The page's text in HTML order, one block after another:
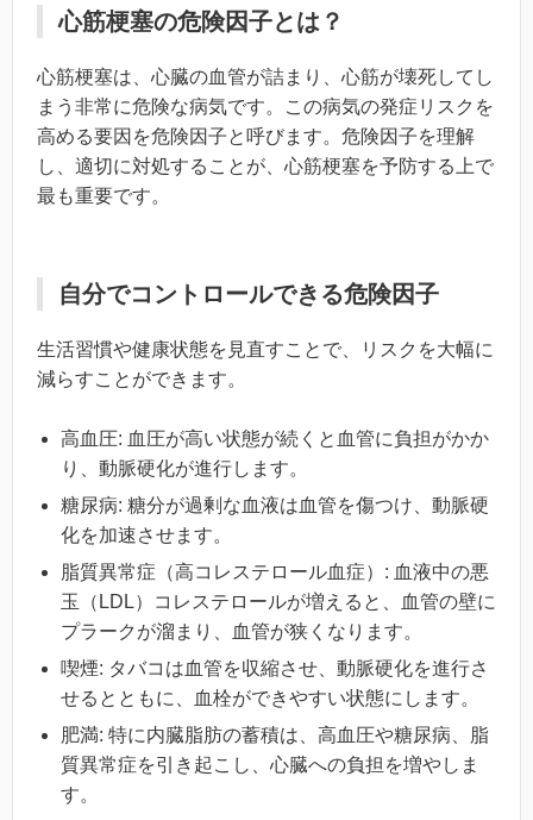
心筋梗塞の危険因子とは？
心筋梗塞は、心臓の血管が詰まり、心筋が壊死してし
まう非常に危険な病気です。この病気の発症リスクを
高める要因を危険因子と呼びます。危険因子を理解
し、適切に対処することが、心筋梗塞を予防する上で
最も重要です。
自分でコントロールできる危険因子
生活習慣や健康状態を見直すことで、リスクを大幅に
減らすことができます。
高血圧: 血圧が高い状態が続くと血管に負担がかか
り、動脈硬化が進行します。
糖尿病: 糖分が過剰な血液は血管を傷つけ、動脈硬
化を加速させます。
脂質異常症（高コレステロール血症）: 血液中の悪
玉（LDL）コレステロールが増えると、血管の壁に
プラークが溜まり、血管が狭くなります。
喫煙: タバコは血管を収縮させ、動脈硬化を進行さ
せるとともに、血栓ができやすい状態にします。
肥満: 特に内臓脂肪の蓄積は、高血圧や糖尿病、脂
質異常症を引き起こし、心臓への負担を増やしま
す。